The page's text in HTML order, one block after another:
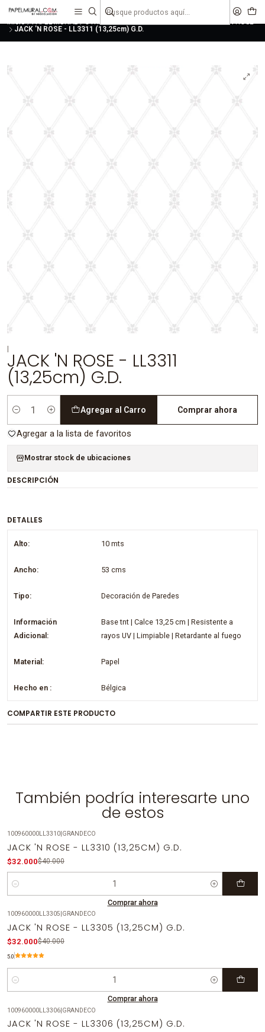
liquidaciones
Inicio PAPEL MURAL OTRAS COLECCIONES
JACK 'N ROSE
JACK 'N ROSE - LL3311 (13,25cm) G.D.
|JACK 'N ROSE - LL3311
(13,25cm) G.D.
Cantidad
Agregar al Carro Comprar ahora
Agregar a la lista de favoritos
Mostrar stock de ubicaciones
DESCRIPCIÓN
DETALLES
Alto: 10 mts
Ancho: 53 cms
Tipo: Decoración de Paredes
Información
Adicional:
Base tnt | Calce 13,25 cm | Resistente a
rayos UV | Limpiable | Retardante al fuego
Material: Papel
Hecho en : Bélgica
COMPARTIR ESTE PRODUCTO
También podría interesarte uno
de estos
-20%OFF
100960000LL3310| GRANDECO
JACK 'N ROSE - LL3310 (13,25CM) G.D.
$32.000$40.000
Cantidad
Comprar ahora
-20%OFF
100960000LL3305 GRANDECO
JACK 'N ROSE - LL3305 (13,25CM) G.D.
$32.000$40.000
5.0
Cantidad
Comprar ahora
-20%OFF
100960000LL3306|GRANDECO
JACK 'N ROSE - LL3306 (13,25CM) G.D.